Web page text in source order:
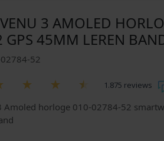
3 AMOLED
45MM LEREN
52
1.875 reviews
Amoled horloge 010-02784-52